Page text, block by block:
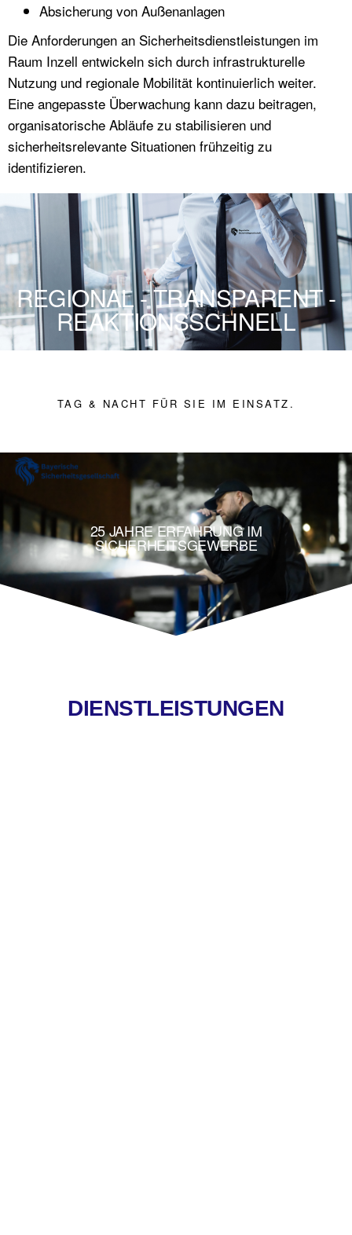
Absicherung von Außenanlagen
Die Anforderungen an Sicherheitsdienstleistungen im
Raum Inzell entwickeln sich durch infrastrukturelle
Nutzung und regionale Mobilität kontinuierlich weiter.
Eine angepasste Überwachung kann dazu beitragen,
organisatorische Abläufe zu stabilisieren und
sicherheitsrelevante Situationen frühzeitig zu
identifizieren.
REGIONAL - TRANSPARENT -
REAKTIONSSCHNELL
TAG & NACHT FÜR SIE IM EINSATZ.
25 JAHRE ERFAHRUNG IM
SICHERHEITSGEWERBE
DIENSTLEISTUNGEN